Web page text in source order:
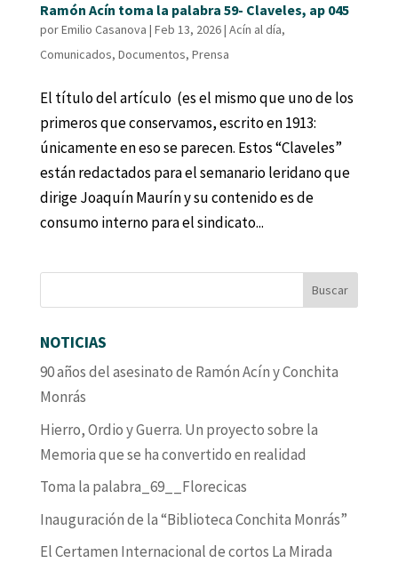
Ramón Acín toma la palabra 59- Claveles, ap 045
porEmilio Casanova | Feb 13, 2026| Acín al día,
Comunicados, Documentos, Prensa
El título del artículo (es el mismo que uno de los
primeros que conservamos, escrito en 1913:
únicamente en eso se parecen. Estos “Claveles”
están redactados para el semanario leridano que
dirige Joaquín Maurín y su contenido es de
consumo interno para el sindicato...
NOTICIAS
90 años del asesinato de Ramón Acín y Conchita
Monrás
Hierro, Ordio y Guerra. Un proyecto sobre la
Memoria que se ha convertido en realidad
Toma la palabra_69__Florecicas
Inauguración de la “Biblioteca Conchita Monrás”
El Certamen Internacional de cortos La Mirada